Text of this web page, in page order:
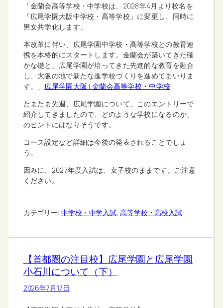
「金蘭会高等学校・中学校は、2028年4月より校名を
「広尾学園大阪中学校・高等学校」に変更し、同時に
男女共学化します。
本改革に伴い、広尾学園中学校・高等学校との教育連
携を本格的にスタートします。金蘭会が築いてきた確
かな礎と、広尾学園が培ってきた先進的な教育を融合
し、大阪の地で新たな進学校づくりを進めてまいりま
す。」 広尾学園大阪 | 金蘭会高等学校・中学校
たまたま先週、広尾学園について、このエントリーで
紹介してきましたので、どのような学校になるのか、
のヒントにはなりそうです。
コース設定など詳細は今後の発表されることでしょ
う。
因みに、2027年度入試は、女子校のままです。ご注意
ください。
カテゴリー: 中学校・中学入試, 高等学校・高校入試
【首都圏の注目校】広尾学園と広尾学園
小石川について（下）
2026年7月17日